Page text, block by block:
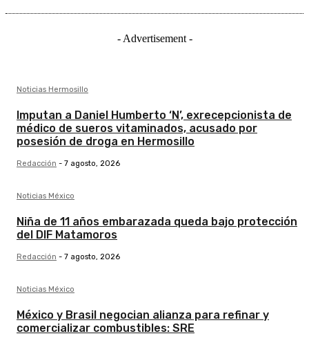
- Advertisement -
Noticias Hermosillo
Imputan a Daniel Humberto ‘N’, exrecepcionista de
médico de sueros vitaminados, acusado por
posesión de droga en Hermosillo
Redacción - 7 agosto, 2026
Noticias México
Niña de 11 años embarazada queda bajo protección
del DIF Matamoros
Redacción - 7 agosto, 2026
Noticias México
México y Brasil negocian alianza para refinar y
comercializar combustibles: SRE